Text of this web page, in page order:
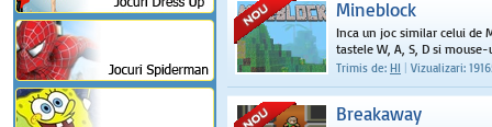
Mineblock
Inca un joc similar celui de
tastele W, A, S, D si mouse-
Trimis de: HI Vizualizari:
Breakaway